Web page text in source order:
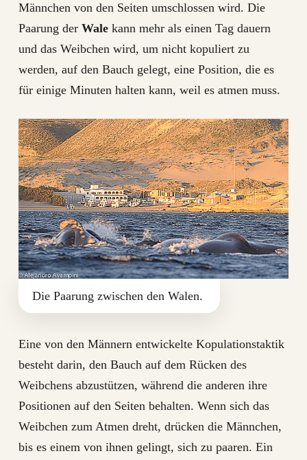
Männchen von den Seiten umschlossen wird. Die
Paarung der Walekann mehr als einen Tag dauern
und das Weibchen wird, um nicht kopuliert zu
werden, auf den Bauch gelegt, eine Position, die es
für einige Minuten halten kann, weil es atmen muss.
Die Paarung zwischen den Walen.
Eine von den Männern entwickelte Kopulationstaktik
besteht darin, den Bauch auf dem Rücken des
Weibchens abzustützen, während die anderen ihre
Positionen auf den Seiten behalten. Wenn sich das
Weibchen zum Atmen dreht, drücken die Männchen,
bis es einem von ihnen gelingt, sich zu paaren. Ein